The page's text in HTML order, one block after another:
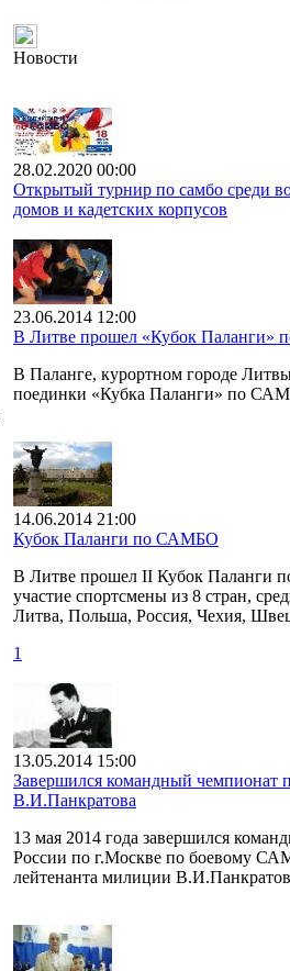
Новости
28.02.2020 00:00
Открытый турнир по самбо среди
домов и кадетских корпусов
23.06.2014 12:00
В Литве прошел «Кубок
В Паланге, курортном городе
поединки «Кубка Паланги» по
14.06.2014 21:00
Кубок Паланги по САМБО
В Литве прошел II Кубок Паланги
участие спортсмены из 8 стран,
Литва, Польша, Россия, Чехия,
1
13.05.2014 15:00
Завершился командный
В.И.Панкратова
13 мая 2014 года завершился
России по г.Москве по боевому
лейтенанта милиции